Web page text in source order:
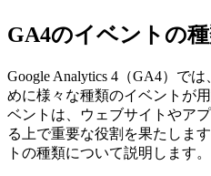
GA4のイベントの
Google Analytics 4（GA4）で
めに様々な種類のイベントが
ベントは、ウェブサイトやア
る上で重要な役割を果たしま
トの種類について説明します。